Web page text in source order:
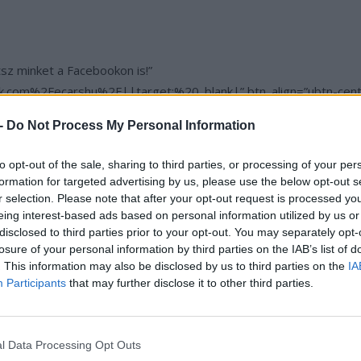
Do Not Process My Personal Information
opt-out of the sale, sharing to third parties, or processing of your
for targeted advertising by us, please use the below opt-out
selection. Please note that after your opt-out request is processed
interest-based ads based on personal information utilized by us
to third parties prior to your opt-out. You may separately
of your personal information by third parties on the IAB’s list of
This information may also be disclosed by us to third parties on the
Participants that may further disclose it to other third parties.
Data Processing Opt Outs
minket a Facebookon is!”
btn_align=”ubtn-
btn_hover=”ubtn-fade-bg”
icon=”none” icon_size=”40″
Magyar Elektromos autó tippek és kérdések Facebook
btn_align=”ubtn-center”
fade-bg” btn_anim_effect=”ulta-shrink”
icon_color=”#3b5998″ btn_icon_pos=”ubtn-
btn_shadow_size=”2″
további tartalmakért!